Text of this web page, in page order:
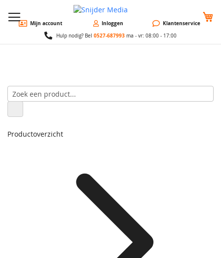
Mijn account Inloggen Klantenservice
Hulp nodig? Bel 0527-687993 ma - vr: 08:00 - 17:00
Productoverzicht